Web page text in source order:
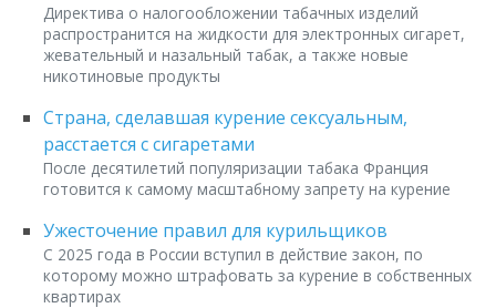
Директива о налогообложении табачных изделий
распространится на жидкости для электронных сигарет,
жевательный и назальный табак, а также новые
никотиновые продукты
Страна, сделавшая курение сексуальным,
расстается с сигаретами
После десятилетий популяризации табака Франция
готовится к самому масштабному запрету на курение
Ужесточение правил для курильщиков
С 2025 года в России вступил в действие закон, по
которому можно штрафовать за курение в собственных
квартирах